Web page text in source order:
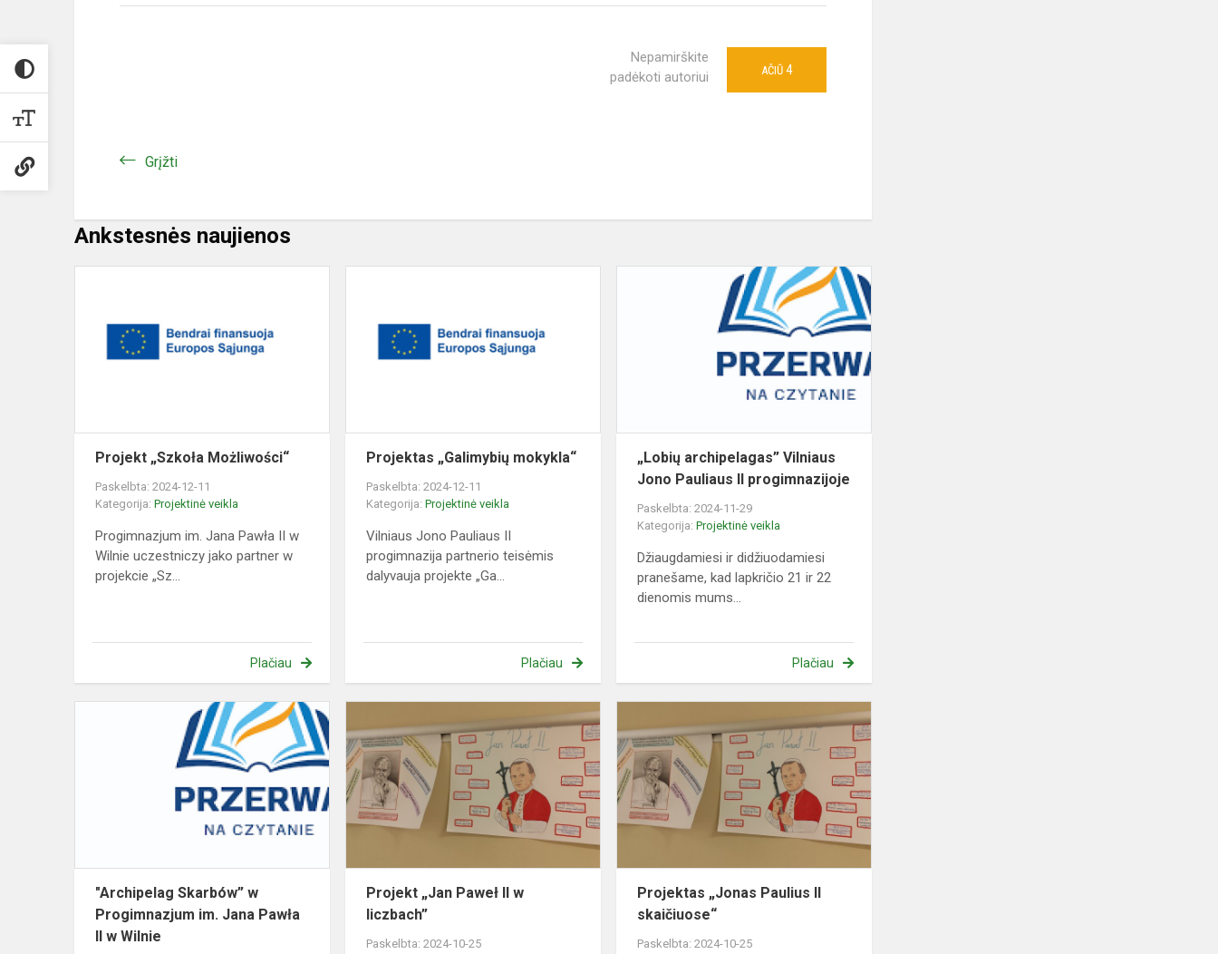
Nepamirškite
padėkoti autoriui
AČIŪ 4
Grįžti
Ankstesnės naujienos
Projekt „Szkoła Możliwości“
Paskelbta: 2024-12-11
Kategorija: Projektinė veikla
Progimnazjum im. Jana Pawła II w
Wilnie uczestniczy jako partner w
projekcie „Sz...
Plačiau
Projektas „Galimybių mokykla“
Paskelbta: 2024-12-11
Kategorija:Projektinė veikla
Vilniaus Jono Pauliaus II
progimnazija partnerio teisėmis
dalyvauja projekte „Ga...
Plačiau
Vilniaus
„Lobių archipelagas” Vilniaus
Jono Pauliaus II progimnazijoje
Paskelbta: 2024-11-29
Kategorija:Projektinė veikla
Džiaugdamiesi ir didžiuodamiesi
pranešame, kad lapkričio 21 ir 22
dienomis mums...
Plačiau
Skarbów”
w
Progimnazjum
im.
Jana
"Archipelag Skarbów” w
Progimnazjum im. Jana Pawła
II w Wilnie
Projekt
„Jan
Paweł
II
w
liczbach”
Projekt „Jan Paweł II w
liczbach”
Paskelbta: 2024-10-25
Projektas
„Jonas
II
skaičiuose“
Projektas „Jonas Paulius II
skaičiuose“
Paskelbta: 2024-10-25